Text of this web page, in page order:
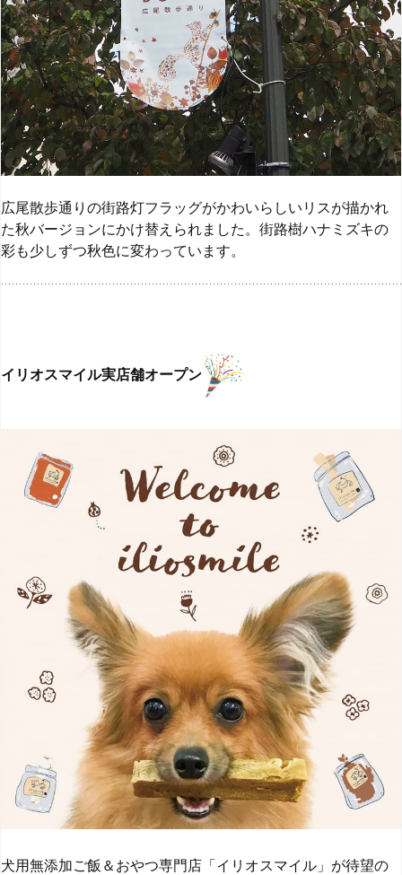
広尾散歩通りの街路灯フラッグがかわいらしいリスが描かれ
た秋バージョンにかけ替えられました。街路樹ハナミズキの
彩も少しずつ秋色に変わっています。
イリオスマイル実店舗オープン
犬用無添加ご飯＆おやつ専門店「イリオスマイル」が待望の